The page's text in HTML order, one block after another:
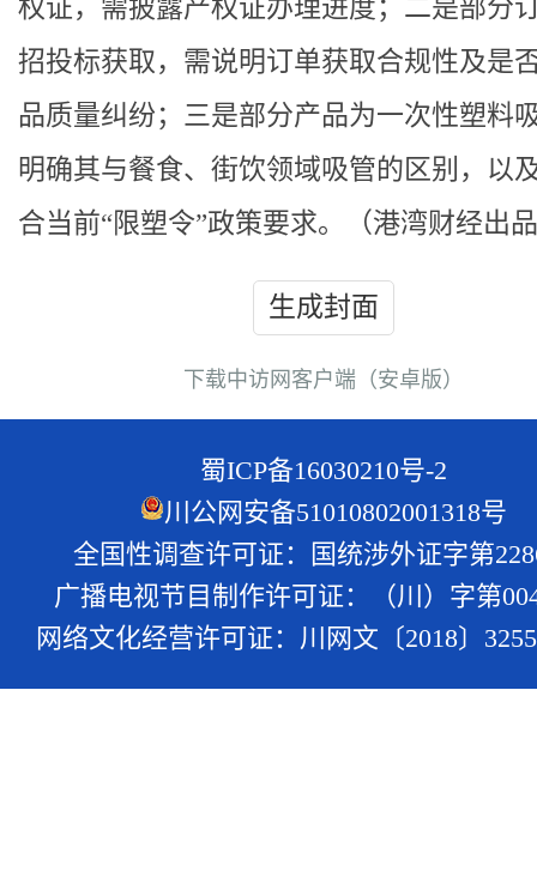
权证，需披露产权证办理进度；二是部分
招投标获取，需说明订单获取合规性及是
品质量纠纷；三是部分产品为一次性塑料
明确其与餐食、街饮领域吸管的区别，以
合当前“限塑令”政策要求。（港湾财经出
生成封面
下载中访网客户端（安卓版）
蜀ICP备16030210号-2
川公网安备51010802001318号
全国性调查许可证：国统涉外证字第
广播电视节目制作许可证：（川）字第
网络文化经营许可证：川网文〔2018〕